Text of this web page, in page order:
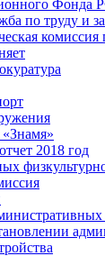
Фонда
по труду и
комиссия
2018 год